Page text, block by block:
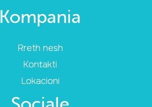
Kompania
Rreth nesh
Kontakti
Lokacioni